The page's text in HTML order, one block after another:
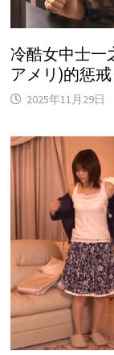
冷酷女中士一
アメリ)的惩
2025年11月29日